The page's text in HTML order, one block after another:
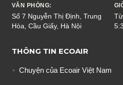
VĂN PHÒNG:
Số 7 Nguyễn Thị Định, Trung
Hòa, Cầu Giấy, Hà Nội
THÔNG TIN ECOAIR
Chuyện của Ecoair Việt Nam